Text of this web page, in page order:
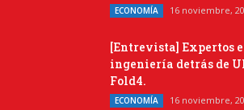
ECONOMÍA 16 noviembre,
[Entrevista] Expertos
ingeniería detrás de
Fold4.
ECONOMÍA 16 noviembre,